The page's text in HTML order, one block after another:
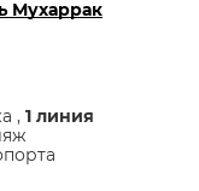
Мухаррак
, 1 линия